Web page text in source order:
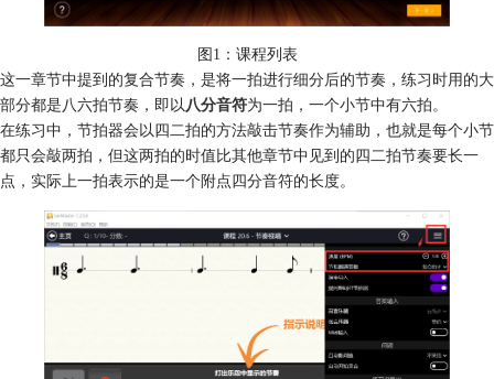
图1：课程列表
这一章节中提到的复合节奏，是将一拍进行细分后的节奏，练习时用的大
部分都是八六拍节奏，即以八分音符为一拍，一个小节中有六拍。
在练习中，节拍器会以四二拍的方法敲击节奏作为辅助，也就是每个小节
都只会敲两拍，但这两拍的时值比其他章节中见到的四二拍节奏要长一
点，实际上一拍表示的是一个附点四分音符的长度。